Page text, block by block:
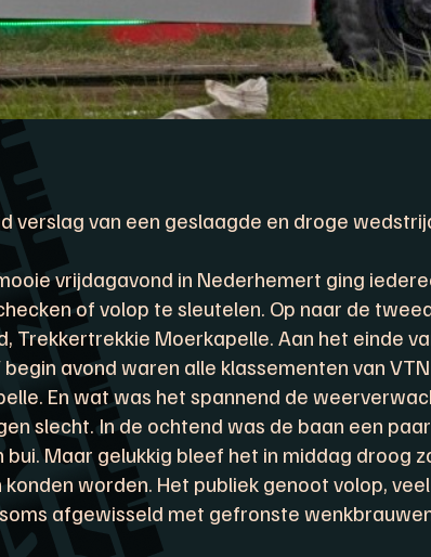
verslag van een geslaagde en droge
vrijdagavond in Nederhemert ging
of volop te sleutelen. Op naar de
Trekkertrekkie Moerkapelle. Aan het einde
avond waren alle klassementen van
En wat was het spannend de
slecht. In de ochtend was de baan een
bui. Maar gelukkig bleef het in middag droog
worden. Het publiek genoot volop,
afgewisseld met gefronste